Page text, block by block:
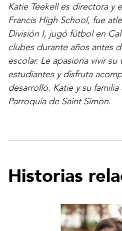
Katie Teekell es directora y
Francis High School, fue
División I, jugó fútbol en
clubes durante años antes
escolar. Le apasiona vivir
estudiantes y disfruta
desarrollo. Katie y su
Parroquia de Saint Simon.
Historias